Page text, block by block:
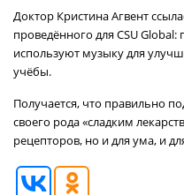
Доктор Кристина Агвент
проведённого для CSU Global:
используют музыку для
учёбы.
Получается, что правильно
своего рода «сладким
рецепторов, но и для ума, и